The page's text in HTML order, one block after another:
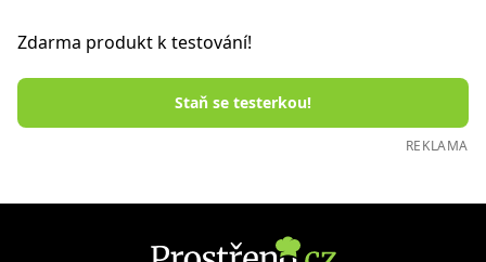
Zdarma produkt k testování!
Staň se testerkou!
REKLAMA